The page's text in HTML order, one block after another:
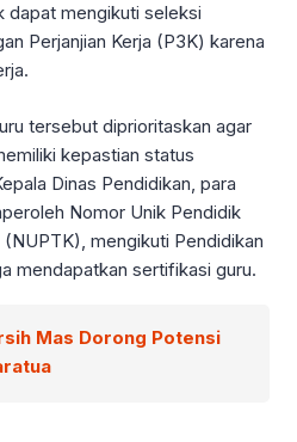
dapat mengikuti seleksi
Perjanjian Kerja (P3K) karena
tersebut diprioritaskan agar
kepastian status
Dinas Pendidikan, para
Nomor Unik Pendidik
mengikuti Pendidikan
mendapatkan sertifikasi guru.
Mas Dorong Potensi